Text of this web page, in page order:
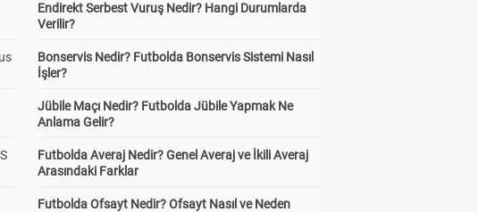
Endirekt Serbest Vuruş Nedir? Hangi Durumlarda
Verilir?
Bonservis Nedir? Futbolda Bonservis Sistemi Nasıl
İşler?
Jübile Maçı Nedir? Futbolda Jübile Yapmak Ne
Anlama Gelir?
Futbolda Averaj Nedir? Genel Averaj ve İkili Averaj
Arasındaki Farklar
Futbolda Ofsayt Nedir? Ofsayt Nasıl ve Neden